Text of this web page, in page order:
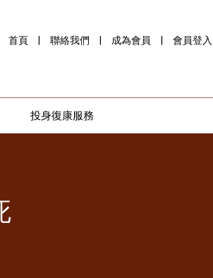
首頁 聯絡我們 成為會員 會員登入
投身復康服務